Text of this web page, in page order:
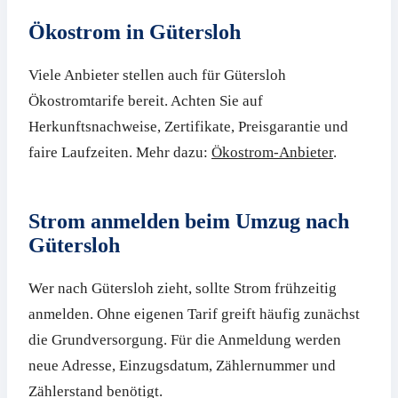
Ökostrom in Gütersloh
Viele Anbieter stellen auch für Gütersloh
Ökostromtarife bereit. Achten Sie auf
Herkunftsnachweise, Zertifikate, Preisgarantie und
faire Laufzeiten. Mehr dazu: Ökostrom-Anbieter.
Strom anmelden beim Umzug nach
Gütersloh
Wer nach Gütersloh zieht, sollte Strom frühzeitig
anmelden. Ohne eigenen Tarif greift häufig zunächst
die Grundversorgung. Für die Anmeldung werden
neue Adresse, Einzugsdatum, Zählernummer und
Zählerstand benötigt.